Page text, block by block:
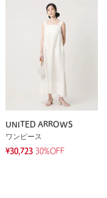
UNITED ARROWS
ワンピース
¥30,723 30%OFF